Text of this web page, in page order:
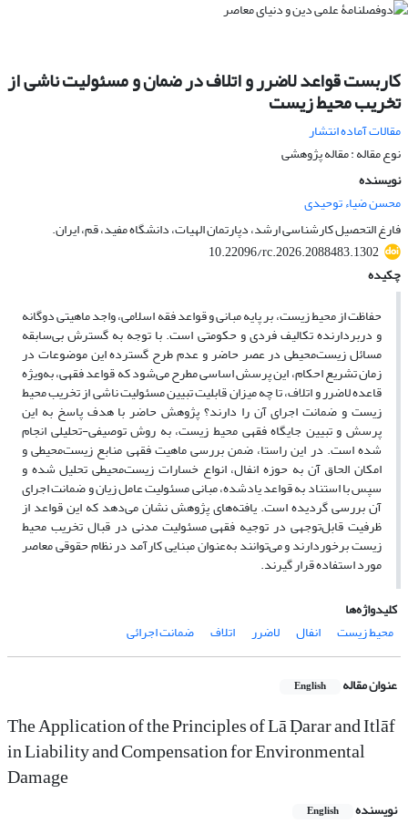
کاربست قواعد لاضرر و اتلاف در ضمان و مسئولیت ناشی از
تخریب محیط زیست
مقالات آماده انتشار
نوع مقاله : مقاله پژوهشی
نویسنده
محسن ضیاء توحیدی
فارغ التحصیل کارشناسی ارشد، دپارتمان الهیات، دانشگاه مفید، قم، ایران.
10.22096/rc.2026.2088483.1302
چکیده
حفاظت از محیط زیست، بر پایه مبانی و قواعد فقه اسلامی، واجد ماهیتی دوگانه
و دربردارنده تکالیف فردی و حکومتی است. با توجه به گسترش بی‌سابقه
مسائل زیست‌محیطی در عصر حاضر و عدم طرح گسترده این موضوعات در
زمان تشریع احکام، این پرسش اساسی مطرح می‌شود که قواعد فقهی، به‌ویژه
قاعده لاضرر و اتلاف، تا چه میزان قابلیت تبیین مسئولیت ناشی از تخریب محیط
زیست و ضمانت اجرای آن را دارند؟ پژوهش حاضر با هدف پاسخ به این
پرسش و تبیین جایگاه فقهی محیط زیست، به روش توصیفی-تحلیلی انجام
شده است. در این راستا، ضمن بررسی ماهیت فقهی منابع زیست‌محیطی و
امکان الحاق آن به حوزه انفال، انواع خسارات زیست‌محیطی تحلیل شده و
سپس با استناد به قواعد یادشده، مبانی مسئولیت عامل زیان و ضمانت اجرای
آن بررسی گردیده است. یافته‌های پژوهش نشان می‌دهد که این قواعد از
ظرفیت قابل‌توجهی در توجیه فقهی مسئولیت مدنی در قبال تخریب محیط
زیست برخوردارند و می‌توانند به‌عنوان مبنایی کارآمد در نظام حقوقی معاصر
مورد استفاده قرار گیرند.
کلیدواژه‌ها
محیط زیست
انفال لاضرر اتلاف ضمانت اجرائی
عنوان مقاله English
The Application of the Principles of Lā Ḍarar and Itlāf
in Liability and Compensation for Environmental
Damage
نویسنده English